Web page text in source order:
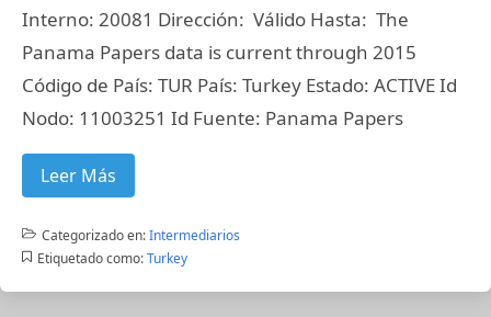
Interno: 20081 Dirección: Válido Hasta: The
Panama Papers data is current through 2015
Código de País: TUR País: Turkey Estado: ACTIVE Id
Nodo: 11003251 Id Fuente: Panama Papers
Leer Más
Categorizado en:Intermediarios
Etiquetado como: Turkey